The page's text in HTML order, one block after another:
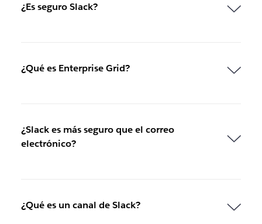
¿Es seguro Slack?
¿Qué es Enterprise Grid?
¿Slack es más seguro que el correo
electrónico?
¿Qué es un canal de Slack?